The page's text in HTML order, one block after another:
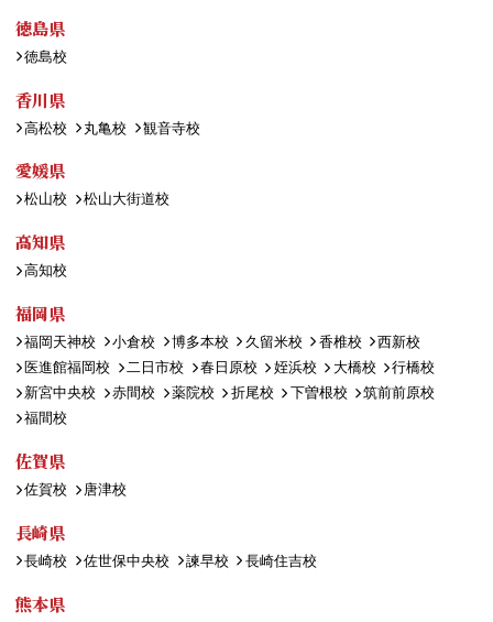
徳島県
徳島校
香川県
高松校 丸亀校 観音寺校
愛媛県
松山校 松山大街道校
高知県
高知校
福岡県
福岡天神校 小倉校 博多本校 久留米校 香椎校
西新校
医進館福岡校
二日市校 春日原校 姪浜校 大橋校
行橋校
新宮中央校
赤間校 薬院校 折尾校 下曽根校
筑前前原校
福間校
佐賀県
佐賀校 唐津校
長崎県
長崎校 佐世保中央校 諫早校 長崎住吉校
熊本県